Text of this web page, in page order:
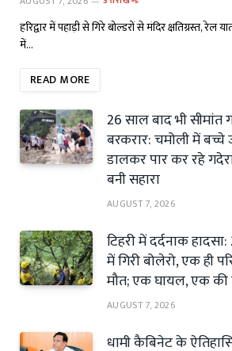
हरिद्वार में पहाड़ी से गिरे बोल्डरों से मंदिर क्षतिग्रस्त, रेल
में…
READ MORE
26 साल बाद भी सीमांत
बरकरार: चमोली में
डालकर पार कर रहे
बनी सहारा
AUGUST 7, 2026
टिहरी में दर्दनाक
में गिरी बोलेरो, एक ही
मौत; एक घायल, एक की
AUGUST 7, 2026
धामी कैबिनेट के